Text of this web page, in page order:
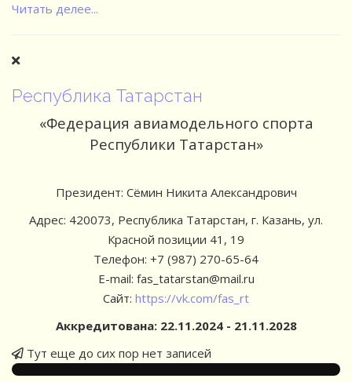
Читать делее...
Республика Татарстан
«Федерация авиамодельного спорта
Республики Татарстан»
Президент: Сёмин Никита Александрович
Адрес: 420073, Республика Татарстан, г. Казань, ул.
Красной позиции 41, 19
Телефон: +7 (987) 270-65-64
E-mail: fas_tatarstan@mail.ru
Сайт: https://vk.com/fas_rt
Аккредитована: 22.11.2024 - 21.11.2028
Тут еще до сих пор нет записей